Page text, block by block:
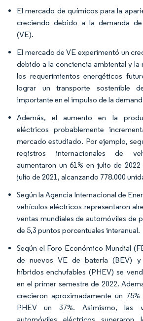
El mercado de químicos para la
creciendo debido a la demanda
(VE).
El mercado de VE experimentó un
debido a la conciencia ambiental y la
los requerimientos energéticos
lograr un transporte sostenible
importante en el impulso de la
Además, el aumento en la
eléctricos probablemente
mercado estudiado. Por ejemplo,
registros internacionales de
aumentaron un 61% en julio de
julio de 2021, alcanzando 778.000
Según la Agencia Internacional de
vehículos eléctricos representaron
ventas mundiales de automóviles de
de 5,3 puntos porcentuales interanual.
Según el Foro Económico Mundial
de nuevos VE de batería (BEV) y
híbridos enchufables (PHEV) se
en el primer semestre de 2022.
crecieron aproximadamente un
PHEV un 37%. Asimismo, las